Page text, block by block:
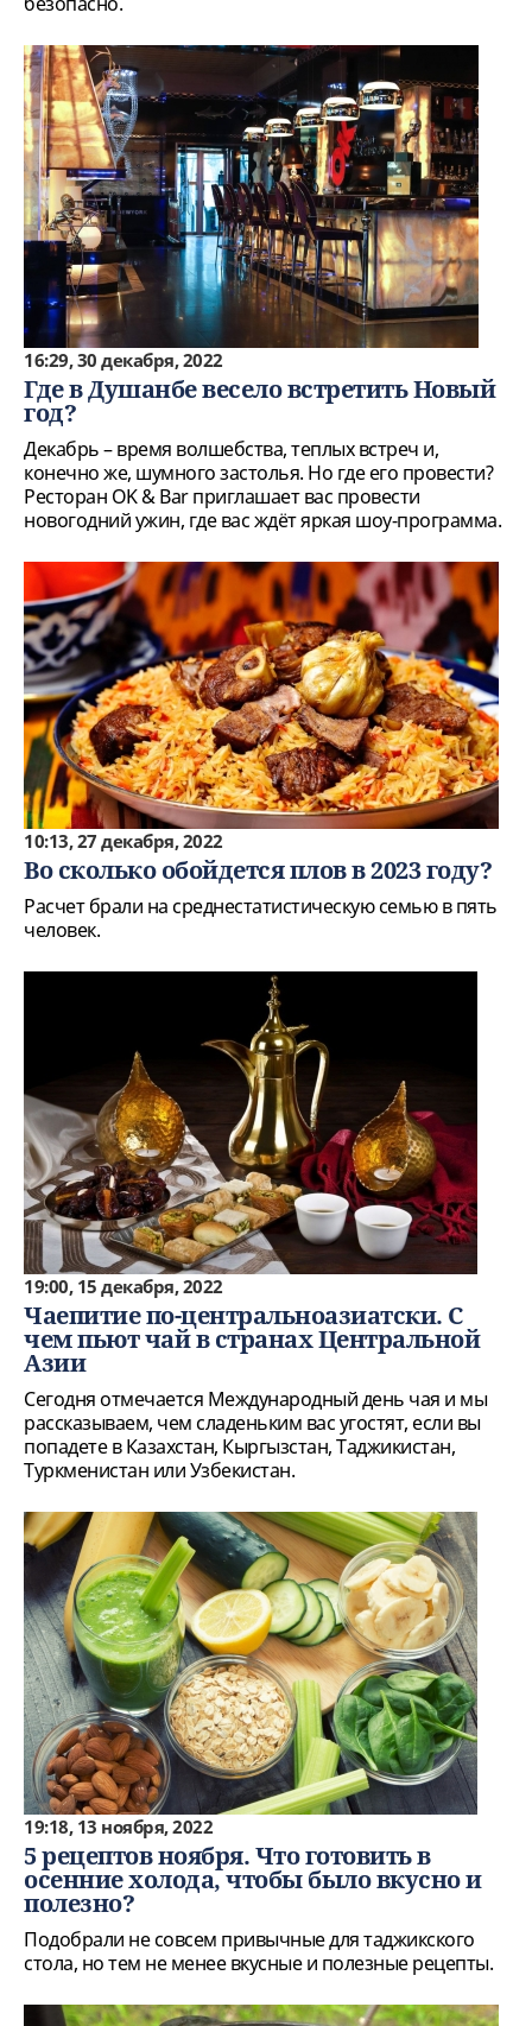
16:29, 30 декабря, 2022
Где в Душанбе весело встретить Новый
год?
Декабрь – время волшебства, теплых встреч и,
конечно же, шумного застолья. Но где его провести?
Ресторан OK & Bar приглашает вас провести
новогодний ужин, где вас ждёт яркая шоу-программа.
10:13, 27 декабря, 2022
Во сколько обойдется плов в 2023 году?
Расчет брали на среднестатистическую семью в пять
человек.
19:00, 15 декабря, 2022
Чаепитие по-центральноазиатски. С
чем пьют чай в странах Центральной
Азии
Сегодня отмечается Международный день чая и мы
рассказываем, чем сладеньким вас угостят, если вы
попадете в Казахстан, Кыргызстан, Таджикистан,
Туркменистан или Узбекистан.
19:18, 13 ноября, 2022
5 рецептов ноября. Что готовить в
осенние холода, чтобы было вкусно и
полезно?
Подобрали не совсем привычные для таджикского
стола, но тем не менее вкусные и полезные рецепты.